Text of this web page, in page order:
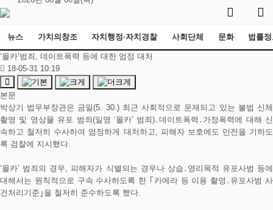
뉴스 가치의창조 자치행정·자치경찰 사회단체 문화 법률
‘몰카’범죄, 데이트폭력 등에 대한 엄정 대처
18-05-31 10:19
본문
박상기 법무부장관은 금일(5. 30.) 최근 사회적으로 문제되고 있는 불법 신체
촬영 및 영상물 유포 범죄(일명 ‘몰카’ 범죄)․데이트폭력․가정폭력에 대해 신
속하고 철저히 수사하여 엄정하게 대처하고, 피해자 보호에도 만전을 기하도
록 검찰에 지시했다.
‘몰카’ 범죄의 경우, 피해자가 식별되는 경우나 상습․영리목적 유포사범 등에
대해서는 원칙적으로 구속 수사하도록 한 ｢카메라 등 이용 촬영․유포사범 사
건처리기준｣을 철저히 준수하도록 했다.